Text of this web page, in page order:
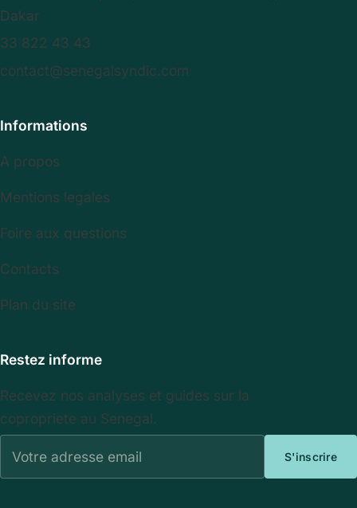
Dakar
33 822 43 43
contact@senegalsyndic.com
Informations
A propos
Mentions legales
Foire aux questions
Contacts
Plan du site
Restez informe
Recevez nos analyses et guides sur la
copropriete au Senegal.
S'inscrire